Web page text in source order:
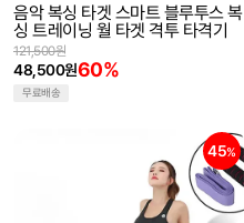
음악 복싱 타겟 스마트 블루투스 복
싱 트레이닝 월 타겟 격투 타격기
48,500원60%
121,500원
무료배송
45%